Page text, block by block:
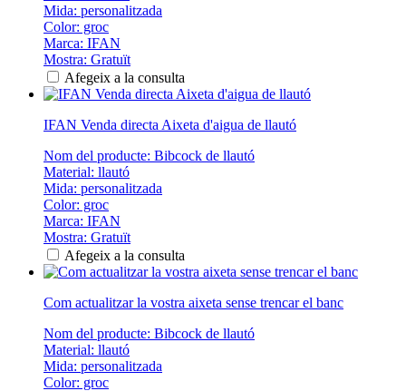
Mida: personalitzada
Color: groc
Marca: IFAN
Mostra: Gratuït
Afegeix a la consulta
IFAN Venda directa Aixeta d'aigua de llautó
Nom del producte: Bibcock de llautó
Material: llautó
Mida: personalitzada
Color: groc
Marca: IFAN
Mostra: Gratuït
Afegeix a la consulta
Com actualitzar la vostra aixeta sense trencar el banc
Nom del producte: Bibcock de llautó
Material: llautó
Mida: personalitzada
Color: groc